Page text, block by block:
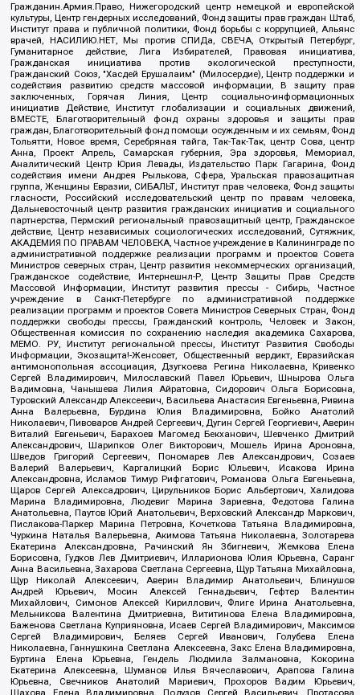
Гражданин.Армия.Право, Нижегородский центр немецкой и европейской
культуры, Центр гендерных исследований, Фонд защиты прав граждан Штаб,
Институт права и публичной политики, Фонд борьбы с коррупцией, Альянс
врачей, НАСИЛИЮ.НЕТ, Мы против СПИДа, СВЕЧА, Открытый Петербург,
Гуманитарное действие, Лига Избирателей, Правовая инициатива,
Гражданская инициатива против экологической преступности,
Гражданский Союз, "Хасдей Ерушалаим" (Милосердие), Центр поддержки и
содействия развитию средств массовой информации, В защиту прав
заключенных, Горячая Линия, Центр социально-информационных
инициатив Действие, Институт глобализации и социальных движений,
ВМЕСТЕ, Благотворительный фонд охраны здоровья и защиты прав
граждан, Благотворительный фонд помощи осужденным и их семьям, Фонд
Тольятти, Новое время, Серебряная тайга, Так-Так-Так, центр Сова, центр
Анна, Проект Апрель, Самарская губерния, Эра здоровья, Мемориал,
Аналитический Центр Юрия Левады, Издательство Парк Гагарина, Фонд
содействия имени Андрея Рылькова, Сфера, Уральская правозащитная
группа, Женщины Евразии, СИБАЛЬТ, Институт прав человека, Фонд защиты
гласности, Российский исследовательский центр по правам человека,
Дальневосточный центр развития гражданских инициатив и социального
партнерства, Пермский региональный правозащитный центр, Гражданское
действие, Центр независимых социологических исследований, Сутяжник,
АКАДЕМИЯ ПО ПРАВАМ ЧЕЛОВЕКА, Частное учреждение в Калининграде по
административной поддержке реализации программ и проектов Совета
Министров северных стран, Центр развития некоммерческих организаций,
Гражданское содействие, Интернешнл-Р, Центр Защиты Прав Средств
Массовой Информации, Институт развития прессы - Сибирь, Частное
учреждение в Санкт-Петербурге по административной поддержке
реализации программ и проектов Совета Министров Северных Стран, Фонд
поддержки свободы прессы, Гражданский контроль, Человек и Закон,
Общественная комиссия по сохранению наследия академика Сахарова,
МЕМО. РУ, Институт региональной прессы, Институт Развития Свободы
Информации, Экозащита!-Женсовет, Общественный вердикт, Евразийская
антимонопольная ассоциация, Дзугкоева Регина Николаевна, Кривенко
Сергей Владимирович, Милославский Павел Юрьевич, Шнырова Ольга
Вадимовна, Чанышева Лилия Айратовна, Сидорович Ольга Борисовна,
Туровский Александр Алексеевич, Васильева Анастасия Евгеньевна, Ривина
Анна Валерьевна, Бурдина Юлия Владимировна, Бойко Анатолий
Николаевич, Пивоваров Андрей Сергеевич, Дугин Сергей Георгиевич, Аверин
Виталий Евгеньевич, Барахоев Магомед Бекханович, Шевченко Дмитрий
Александрович, Шарипков Олег Викторович, Мошель Ирина Ароновна,
Шведов Григорий Сергеевич, Пономарев Лев Александрович, Созаев
Валерий Валерьевич, Каргалицкий Борис Юльевич, Исакова Ирина
Александровна, Исламов Тимур Рифгатович, Романова Ольга Евгеньевна,
Щаров Сергей Алексадрович, Цирульников Борис Альбертович, Халидова
Марина Владимировна, Людевиг Марина Зариевна, Федотова Галина
Анатольевна, Паутов Юрий Анатольевич, Верховский Александр Маркович,
Пислакова-Паркер Марина Петровна, Кочеткова Татьяна Владимировна,
Чуркина Наталья Валерьевна, Акимова Татьяна Николаевна, Золотарева
Екатерина Александровна, Рачинский Ян Збигневич, Жемкова Елена
Борисовна, Гудков Лев Дмитриевич, Илларионова Юлия Юрьевна, Саранг
Анна Васильевна, Захарова Светлана Сергеевна, Щур Татьяна Михайловна,
Щур Николай Алексеевич, Аверин Владимир Анатольевич, Блинушов
Андрей Юрьевич, Мосин Алексей Геннадьевич, Гефтер Валентин
Михайлович, Симонов Алексей Кириллович, Флиге Ирина Анатольевна,
Мельникова Валентина Дмитриевна, Вититинова Елена Владимировна,
Баженова Светлана Куприяновна, Исаев Сергей Владимирович, Максимов
Сергей Владимирович, Беляев Сергей Иванович, Голубева Елена
Николаевна, Ганнушкина Светлана Алексеевна, Закс Елена Владимировна,
Буртина Елена Юрьевна, Гендель Людмила Залмановна, Кокорина
Екатерина Алексеевна, Шуманов Илья Вячеславович, Арапова Галина
Юрьевна, Свечников Анатолий Мариевич, Прохоров Вадим Юрьевич,